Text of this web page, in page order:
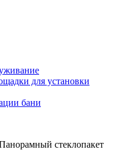
для установки
бани
стеклопакет